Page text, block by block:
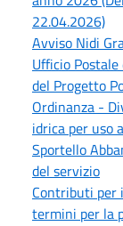
22.04.2026)
Avviso Nidi
Ufficio
del Progetto
Ordinanza -
idrica per uso
Sportello
del servizio
Contributi
termini per la